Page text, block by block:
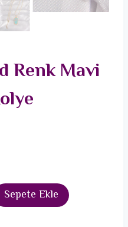
Renk Mavi
Sepete Ekle